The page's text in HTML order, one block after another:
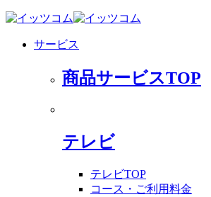
サービス
商品サービスTOP
テレビ
テレビTOP
コース・ご利用料金